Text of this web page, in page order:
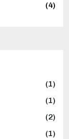
(4)
(1)
(1)
(2)
(1)